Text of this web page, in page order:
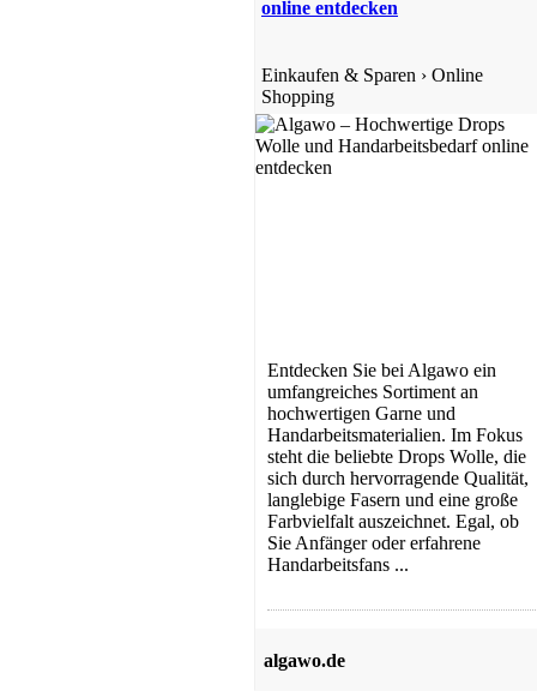
online entdecken
Einkaufen & Sparen › Online
Shopping
Entdecken Sie bei Algawo ein
umfangreiches Sortiment an
hochwertigen Garne und
Handarbeitsmaterialien. Im Fokus
steht die beliebte Drops Wolle, die
sich durch hervorragende Qualität,
langlebige Fasern und eine große
Farbvielfalt auszeichnet. Egal, ob
Sie Anfänger oder erfahrene
Handarbeitsfans ...
algawo.de